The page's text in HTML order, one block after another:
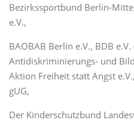
Bezirkssportbund Berlin-
e.V.,
BAOBAB Berlin e.V., BDB
Antidiskriminierungs- und
Aktion Freiheit statt Angst
gUG,
Der Kinderschutzbund